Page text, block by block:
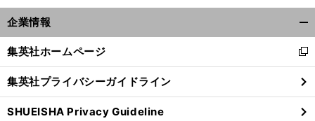
企業情報
閉
る
集英社ホームページ
新
し
い
ウ
ィ
集英社プライバシーガイドライン
SHUEISHA Privacy Guideline